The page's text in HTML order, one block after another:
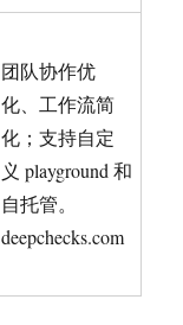
团队协作优
化、工作流简
化；支持自定
义 playground 和
自托管。
deepchecks.com